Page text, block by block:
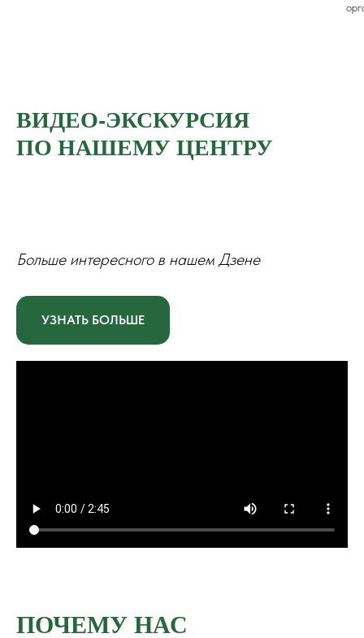
ВИДЕО-ЭКСКУРСИЯ
ПО НАШЕМУ ЦЕНТРУ
Больше интересного в нашем Дзене
УЗНАТЬ БОЛЬШЕ
ПОЧЕМУ НАС